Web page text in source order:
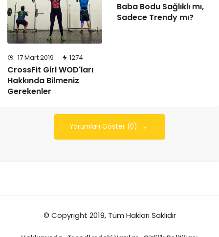
17 Mart 2019 1274
CrossFit Girl WOD'ları
Hakkında Bilmeniz
Gerekenler
Baba Bodu Sağlıklı mı,
Sadece Trendy mı?
Yorumları Göster (0)
© Copyright 2019, Tüm Hakları Saklıdır